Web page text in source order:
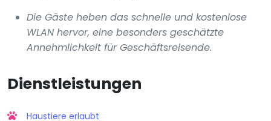
Die Gäste heben das schnelle und kostenlose
WLAN hervor, eine besonders geschätzte
Annehmlichkeit für Geschäftsreisende.
Dienstleistungen
Haustiere erlaubt